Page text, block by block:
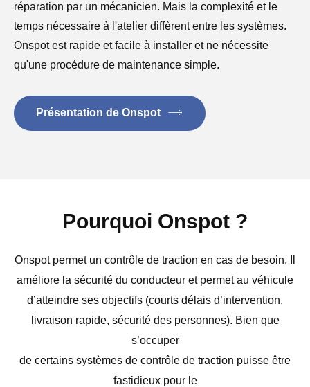
réparation par un mécanicien. Mais la complexité et le
temps nécessaire à l'atelier diffèrent entre les systèmes.
Onspot est rapide et facile à installer et ne nécessite
qu'une procédure de maintenance simple.
Présentation de Onspot
Pourquoi Onspot ?
Onspot permet un contrôle de traction en cas de besoin. Il
améliore la sécurité du conducteur et permet au véhicule
d’atteindre ses objectifs (courts délais d’intervention,
livraison rapide, sécurité des personnes). Bien que
s’occuper
de certains systèmes de contrôle de traction puisse être
fastidieux pour le